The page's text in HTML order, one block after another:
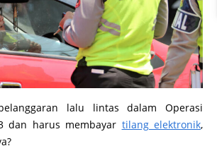
lalu lintas dalam Operasi
dan harus membayar tilang elektronik,